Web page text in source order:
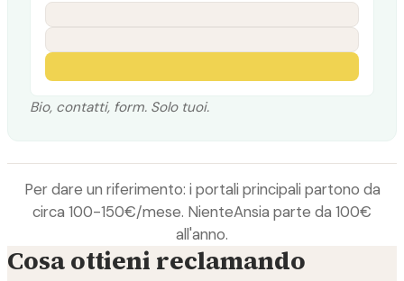
Bio, contatti, form. Solo tuoi.
Per dare un riferimento: i portali principali partono da
circa 100-150€/mese. NienteAnsia parte da 100€
all'anno.
Cosa ottieni reclamando